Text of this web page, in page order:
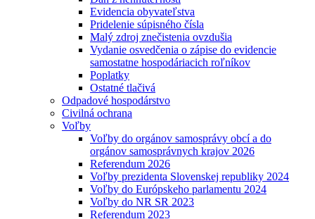
Evidencia obyvateľstva
Pridelenie súpisného čísla
Malý zdroj znečistenia ovzdušia
Vydanie osvedčenia o zápise do evidencie
samostatne hospodáriacich roľníkov
Poplatky
Ostatné tlačivá
Odpadové hospodárstvo
Civilná ochrana
Voľby
Voľby do orgánov samosprávy obcí a do
orgánov samosprávnych krajov 2026
Referendum 2026
Voľby prezidenta Slovenskej republiky 2024
Voľby do Európskeho parlamentu 2024
Voľby do NR SR 2023
Referendum 2023